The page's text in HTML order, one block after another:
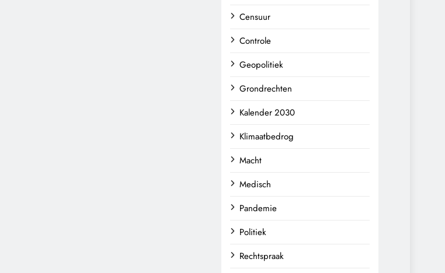
Censuur
Controle
Geopolitiek
Grondrechten
Kalender 2030
Klimaatbedrog
Macht
Medisch
Pandemie
Politiek
Rechtspraak